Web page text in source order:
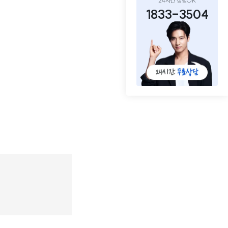
1833-3504